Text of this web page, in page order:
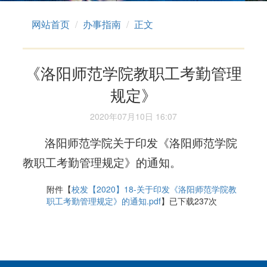
网站首页 办事指南 正文
《洛阳师范学院教职工考勤管理
规定》
2020年07月10日 16:07
洛阳师范学院关于印发《洛阳师范学院
教职工考勤管理规定》的通知。
附件【校发【2020】18-关于印发《洛阳师范学院教
职工考勤管理规定》的通知.pdf】已下载237次